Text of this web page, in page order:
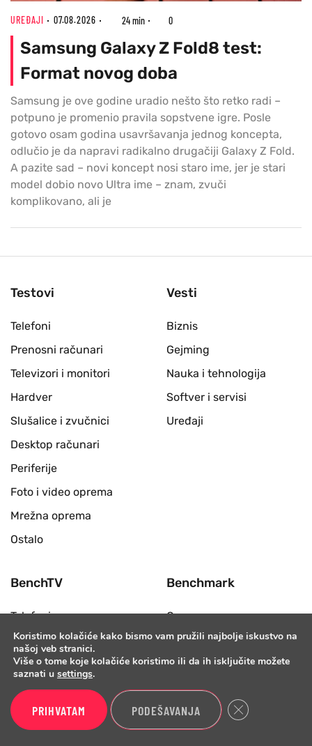
UREĐAJI 07.08.2026 24 min 0
Samsung Galaxy Z Fold8 test:
Format novog doba
Samsung je ove godine uradio nešto što retko radi –
potpuno je promenio pravila sopstvene igre. Posle
gotovo osam godina usavršavanja jednog koncepta,
odlučio je da napravi radikalno drugačiji Galaxy Z Fold.
A pazite sad – novi koncept nosi staro ime, jer je stari
model dobio novo Ultra ime – znam, zvuči
komplikovano, ali je
Testovi
Telefoni
Prenosni računari
Televizori i monitori
Hardver
Slušalice i zvučnici
Desktop računari
Periferije
Foto i video oprema
Mrežna oprema
Ostalo
Vesti
Biznis
Gejming
Nauka i tehnologija
Softver i servisi
Uređaji
BenchTV
Telefoni
Prenosni računari
Televizori i monitori
Biznis
Pametni satovi
Benchmark
O nama
Poslovni kontakt
Uslovi korišćenja
Forum
Koristimo kolačiće kako bismo vam pružili najbolje iskustvo na
našoj veb stranici.
Više o tome koje kolačiće koristimo ili da ih isključite možete
saznati u settings.
PRIHVATAM PODEŠAVANJA Close GDPR